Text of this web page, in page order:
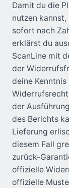
Damit du die
nutzen
sofort nach
erklärst du
ScanLine mit
der
deine
der
des Berichts
Lieferung
diesem Fall
zurück-
offizielle
offizielle